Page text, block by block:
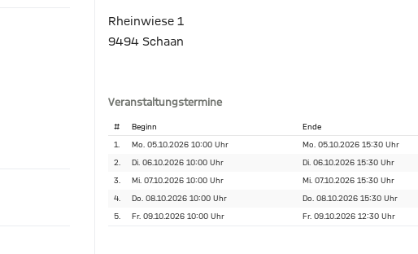
Rheinwiese 1
9494 Schaan
Veranstaltungstermine
# Beginn Ende
1. Mo. 05.10.2026 10:00 Uhr Mo. 05.10.2026 15:30 Uhr
2. Di. 06.10.2026 10:00 Uhr Di. 06.10.2026 15:30 Uhr
3. Mi. 07.10.2026 10:00 Uhr Mi. 07.10.2026 15:30 Uhr
4. Do. 08.10.2026 10:00 Uhr Do. 08.10.2026 15:30 Uhr
5. Fr. 09.10.2026 10:00 Uhr Fr. 09.10.2026 12:30 Uhr